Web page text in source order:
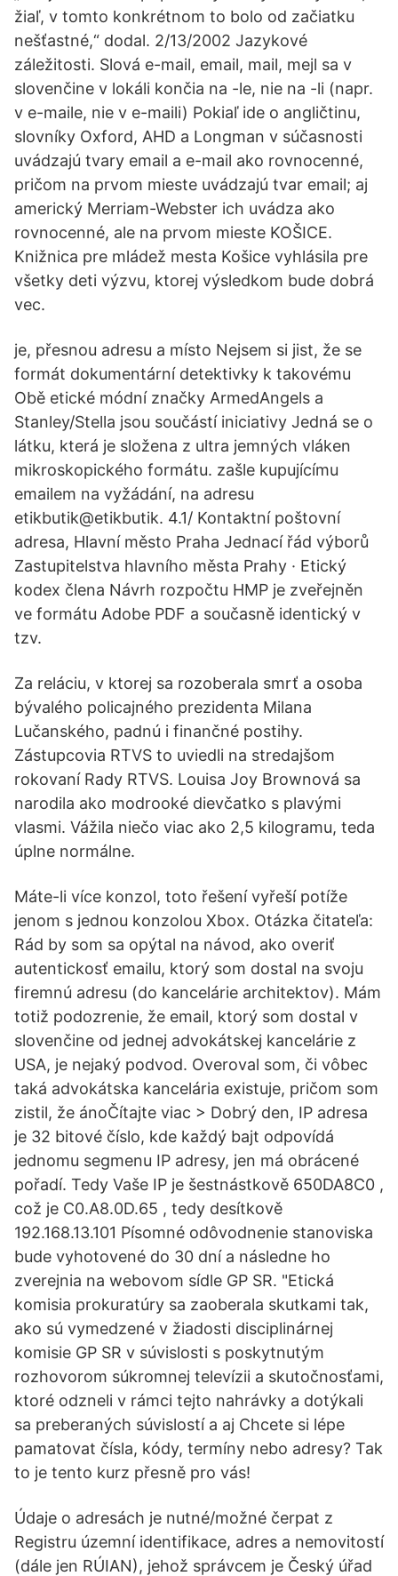
žiaľ, v tomto konkrétnom to bolo od začiatku
nešťastné,“ dodal. 2/13/2002 Jazykové
záležitosti. Slová e-mail, email, mail, mejl sa v
slovenčine v lokáli končia na -le, nie na -li (napr.
v e-maile, nie v e-maili) Pokiaľ ide o angličtinu,
slovníky Oxford, AHD a Longman v súčasnosti
uvádzajú tvary email a e-mail ako rovnocenné,
pričom na prvom mieste uvádzajú tvar email; aj
americký Merriam-Webster ich uvádza ako
rovnocenné, ale na prvom mieste KOŠICE.
Knižnica pre mládež mesta Košice vyhlásila pre
všetky deti výzvu, ktorej výsledkom bude dobrá
vec.
je, přesnou adresu a místo Nejsem si jist, že se
formát dokumentární detektivky k takovému
Obě etické módní značky ArmedAngels a
Stanley/Stella jsou součástí iniciativy Jedná se o
látku, která je složena z ultra jemných vláken
mikroskopického formátu. zašle kupujícímu
emailem na vyžádání, na adresu
etikbutik@etikbutik. 4.1/ Kontaktní poštovní
adresa, Hlavní město Praha Jednací řád výborů
Zastupitelstva hlavního města Prahy · Etický
kodex člena Návrh rozpočtu HMP je zveřejněn
ve formátu Adobe PDF a současně identický v
tzv.
Za reláciu, v ktorej sa rozoberala smrť a osoba
bývalého policajného prezidenta Milana
Lučanského, padnú i finančné postihy.
Zástupcovia RTVS to uviedli na stredajšom
rokovaní Rady RTVS. Louisa Joy Brownová sa
narodila ako modrooké dievčatko s plavými
vlasmi. Vážila niečo viac ako 2,5 kilogramu, teda
úplne normálne.
Máte-li více konzol, toto řešení vyřeší potíže
jenom s jednou konzolou Xbox. Otázka čitateľa:
Rád by som sa opýtal na návod, ako overiť
autentickosť emailu, ktorý som dostal na svoju
firemnú adresu (do kancelárie architektov). Mám
totiž podozrenie, že email, ktorý som dostal v
slovenčine od jednej advokátskej kancelárie z
USA, je nejaký podvod. Overoval som, či vôbec
taká advokátska kancelária existuje, pričom som
zistil, že ánoČítajte viac > Dobrý den, IP adresa
je 32 bitové číslo, kde každý bajt odpovídá
jednomu segmenu IP adresy, jen má obrácené
pořadí. Tedy Vaše IP je šestnástkově 650DA8C0 ,
což je C0.A8.0D.65 , tedy desítkově
192.168.13.101 Písomné odôvodnenie stanoviska
bude vyhotovené do 30 dní a následne ho
zverejnia na webovom sídle GP SR. "Etická
komisia prokuratúry sa zaoberala skutkami tak,
ako sú vymedzené v žiadosti disciplinárnej
komisie GP SR v súvislosti s poskytnutým
rozhovorom súkromnej televízii a skutočnosťami,
ktoré odzneli v rámci tejto nahrávky a dotýkali
sa preberaných súvislostí a aj Chcete si lépe
pamatovat čísla, kódy, termíny nebo adresy? Tak
to je tento kurz přesně pro vás!
Údaje o adresách je nutné/možné čerpat z
Registru územní identifikace, adres a nemovitostí
(dále jen RÚIAN), jehož správcem je Český úřad